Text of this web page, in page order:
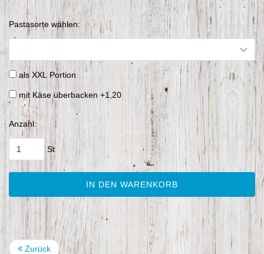
Pastasorte wählen:
als XXL Portion
mit Käse überbacken +1,20
Anzahl:
St
IN DEN WARENKORB
Zurück